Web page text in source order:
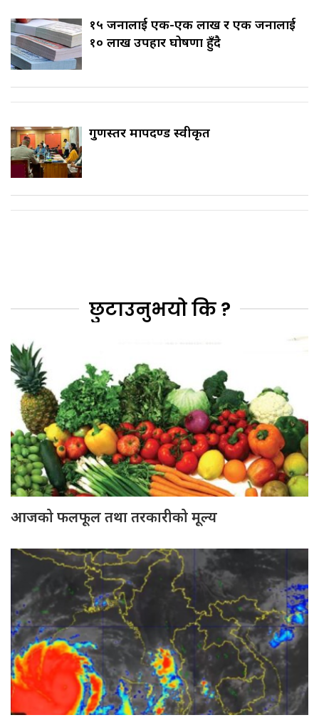
१५ जनालाई एक-एक लाख र एक जनालाई
१० लाख उपहार घोषणा हुँदै
गुणस्तर मापदण्ड स्वीकृत
छुटाउनुभयो कि ?
आजको फलफूल तथा तरकारीको मूल्य